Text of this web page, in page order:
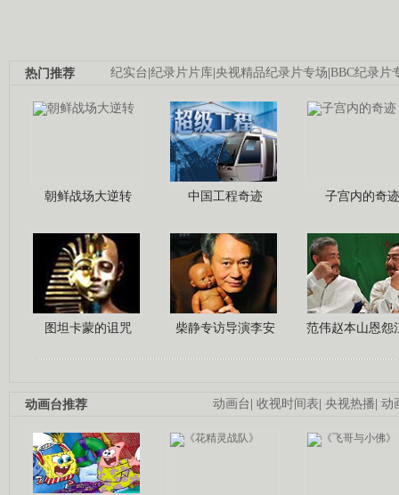
纪实台 纪录片片库 央视精品纪录片专场 BBC纪录片
热门推荐
朝鲜战场大逆转 中国工程奇迹 子宫内的奇迹
图坦卡蒙的诅咒 柴静专访导演李安 范伟赵本山恩怨
动画台 收视时间表 央视热播 动
动画台推荐